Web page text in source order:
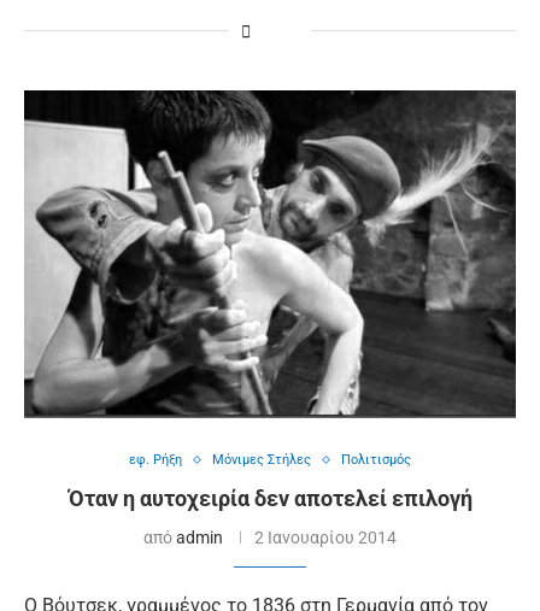
εφ. Ρήξη Μόνιμες Στήλες Πολιτισμός
Όταν η αυτοχειρία δεν αποτελεί επιλογή
απόadmin 2 Ιανουαρίου 2014
Ο Βόυτσεκ, γραμμένος το 1836 στη Γερμανία από τον